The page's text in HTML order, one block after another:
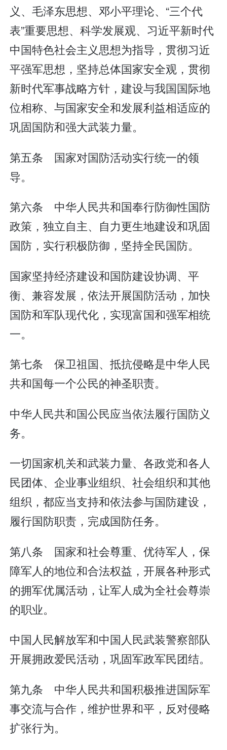
义、毛泽东思想、邓小平理论、“三个代
表”重要思想、科学发展观、习近平新时代
中国特色社会主义思想为指导，贯彻习近
平强军思想，坚持总体国家安全观，贯彻
新时代军事战略方针，建设与我国国际地
位相称、与国家安全和发展利益相适应的
巩固国防和强大武装力量。
第五条 国家对国防活动实行统一的领
导。
第六条 中华人民共和国奉行防御性国防
政策，独立自主、自力更生地建设和巩固
国防，实行积极防御，坚持全民国防。
国家坚持经济建设和国防建设协调、平
衡、兼容发展，依法开展国防活动，加快
国防和军队现代化，实现富国和强军相统
一。
第七条 保卫祖国、抵抗侵略是中华人民
共和国每一个公民的神圣职责。
中华人民共和国公民应当依法履行国防义
务。
一切国家机关和武装力量、各政党和各人
民团体、企业事业组织、社会组织和其他
组织，都应当支持和依法参与国防建设，
履行国防职责，完成国防任务。
第八条 国家和社会尊重、优待军人，保
障军人的地位和合法权益，开展各种形式
的拥军优属活动，让军人成为全社会尊崇
的职业。
中国人民解放军和中国人民武装警察部队
开展拥政爱民活动，巩固军政军民团结。
第九条 中华人民共和国积极推进国际军
事交流与合作，维护世界和平，反对侵略
扩张行为。